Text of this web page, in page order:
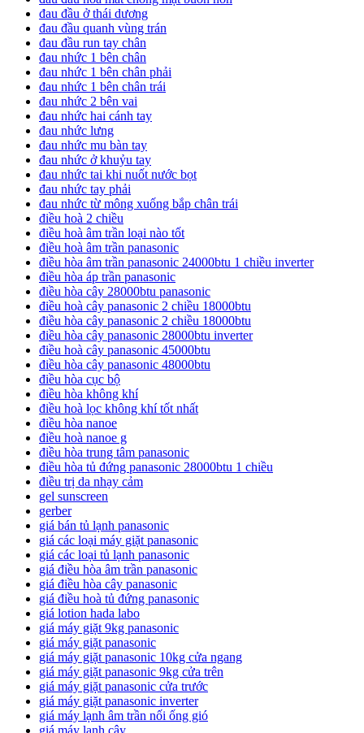
đau đầu ở thái dương
đau đầu quanh vùng trán
đau đầu run tay chân
đau nhức 1 bên chân
đau nhức 1 bên chân phải
đau nhức 1 bên chân trái
đau nhức 2 bên vai
đau nhức hai cánh tay
đau nhức lưng
đau nhức mu bàn tay
đau nhức ở khuỷu tay
đau nhức tai khi nuốt nước bọt
đau nhức tay phải
đau nhức từ mông xuống bắp chân trái
điều hoà 2 chiều
điều hoà âm trần loại nào tốt
điều hoà âm trần panasonic
điều hòa âm trần panasonic 24000btu 1 chiều inverter
điều hòa áp trần panasonic
điều hòa cây 28000btu panasonic
điều hoà cây panasonic 2 chiều 18000btu
điều hòa cây panasonic 2 chiều 18000btu
điều hòa cây panasonic 28000btu inverter
điều hoà cây panasonic 45000btu
điều hòa cây panasonic 48000btu
điều hòa cục bộ
điều hòa không khí
điều hoà lọc không khí tốt nhất
điều hòa nanoe
điều hoà nanoe g
điều hòa trung tâm panasonic
điều hòa tủ đứng panasonic 28000btu 1 chiều
điều trị da nhạy cảm
gel sunscreen
gerber
giá bán tủ lạnh panasonic
giá các loại máy giặt panasonic
giá các loại tủ lạnh panasonic
giá điều hòa âm trần panasonic
giá điều hòa cây panasonic
giá điều hoà tủ đứng panasonic
giá lotion hada labo
giá máy giặt 9kg panasonic
giá máy giặt panasonic
giá máy giặt panasonic 10kg cửa ngang
giá máy giặt panasonic 9kg cửa trên
giá máy giặt panasonic cửa trước
giá máy giặt panasonic inverter
giá máy lạnh âm trần nối ống gió
giá máy lạnh cây